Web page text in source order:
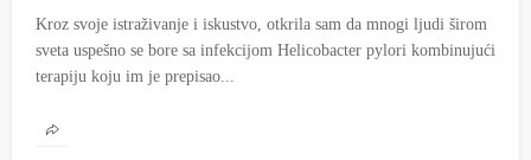
Kroz svoje istraživanje i iskustvo, otkrila sam da mnogi ljudi širom
sveta uspešno se bore sa infekcijom Helicobacter pylori kombinujući
terapiju koju im je prepisao...